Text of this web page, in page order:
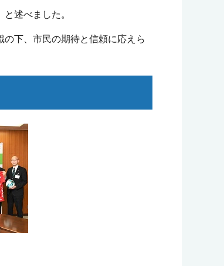
述べました。
下、市民の期待と信頼に応えら